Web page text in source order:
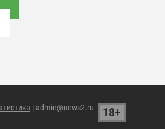
| admin@news2.ru 18+